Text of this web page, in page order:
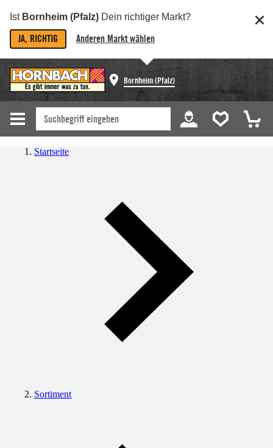
Ist Bornheim (Pfalz) Dein richtiger Markt?
JA, RICHTIG Anderen Markt wählen
Bornheim (Pfalz)
Startseite
Sortiment